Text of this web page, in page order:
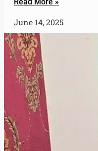
June 14, 2025